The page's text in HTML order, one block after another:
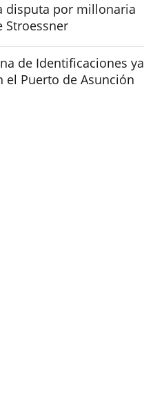
disputa por millonaria
Stroessner
de Identificaciones ya
el Puerto de Asunción